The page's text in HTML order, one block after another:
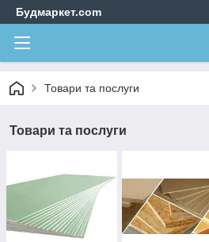
Будмаркет.com
Товари та послуги
Товари та послуги